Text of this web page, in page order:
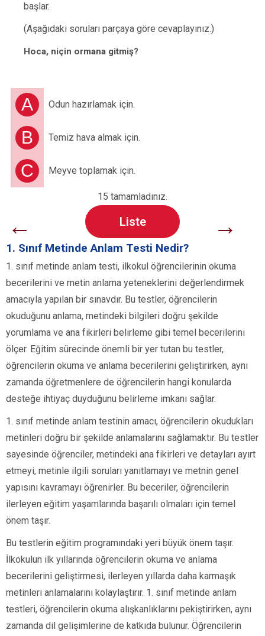
başlar.
(Aşağıdaki soruları parçaya göre cevaplayınız.)
Hoca, niçin ormana gitmiş?
A Odun hazırlamak için.
B Temiz hava almak için.
C Meyve toplamak için.
15 tamamladınız.
← Liste →
1. Sınıf Metinde Anlam Testi Nedir?
1. sınıf metinde anlam testi, ilkokul öğrencilerinin okuma
becerilerini ve metin anlama yeteneklerini değerlendirmek
amacıyla yapılan bir sınavdır. Bu testler, öğrencilerin
okuduğunu anlama, metindeki bilgileri doğru şekilde
yorumlama ve ana fikirleri belirleme gibi temel becerilerini
ölçer. Eğitim sürecinde önemli bir yer tutan bu testler,
öğrencilerin okuma ve anlama becerilerini geliştirirken, aynı
zamanda öğretmenlere de öğrencilerin hangi konularda
desteğe ihtiyaç duyduğunu belirleme imkanı sağlar.
1. sınıf metinde anlam testinin amacı, öğrencilerin okudukları
metinleri doğru bir şekilde anlamalarını sağlamaktır. Bu testler
sayesinde öğrenciler, metindeki ana fikirleri ve detayları ayırt
etmeyi, metinle ilgili soruları yanıtlamayı ve metnin genel
yapısını kavramayı öğrenirler. Bu beceriler, öğrencilerin
ilerleyen eğitim yaşamlarında başarılı olmaları için temel
önem taşır.
Bu testlerin eğitim programındaki yeri büyük önem taşır.
İlkokulun ilk yıllarında öğrencilerin okuma ve anlama
becerilerini geliştirmesi, ilerleyen yıllarda daha karmaşık
metinleri anlamalarını kolaylaştırır. 1. sınıf metinde anlam
testleri, öğrencilerin okuma alışkanlıklarını pekiştirirken, aynı
zamanda dil gelişimlerine de katkıda bulunur. Öğrencilerin